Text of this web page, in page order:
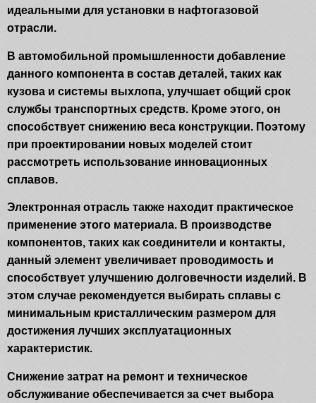
идеальными для установки в нафтогазовой
отрасли.
В автомобильной промышленности добавление
данного компонента в состав деталей, таких как
кузова и системы выхлопа, улучшает общий срок
службы транспортных средств. Кроме этого, он
способствует снижению веса конструкции. Поэтому
при проектировании новых моделей стоит
рассмотреть использование инновационных
сплавов.
Электронная отрасль также находит практическое
применение этого материала. В производстве
компонентов, таких как соединители и контакты,
данный элемент увеличивает проводимость и
способствует улучшению долговечности изделий. В
этом случае рекомендуется выбирать сплавы с
минимальным кристаллическим размером для
достижения лучших эксплуатационных
характеристик.
Снижение затрат на ремонт и техническое
обслуживание обеспечивается за счет выбора